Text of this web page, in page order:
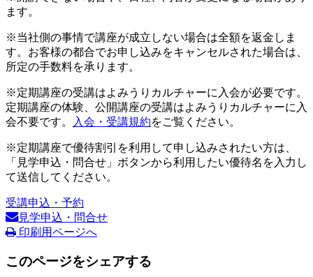
ます。
※当社側の事情で講座が成立しない場合は全額を返金しま
す。お客様の都合でお申し込みをキャンセルされた場合は、
所定の手数料を承ります。
※定期講座の受講はよみうりカルチャーに入会が必要です。
定期講座の体験、公開講座の受講はよみうりカルチャーに入
会不要です。
入会・受講規約をご覧ください。
※定期講座で優待割引を利用して申し込みされたい方は、
「見学申込・問合せ」ボタンから利用したい優待名を入力し
て送信してください。
受講申込・予約
見学申込・問合せ
印刷用ページへ
このページをシェアする